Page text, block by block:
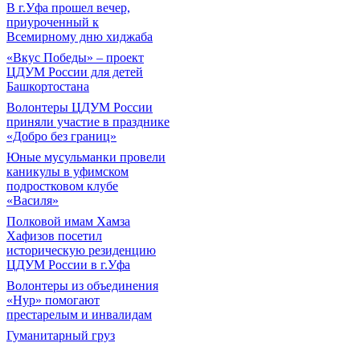
В г.Уфа прошел вечер,
приуроченный к
Всемирному дню хиджаба
«Вкус Победы» – проект
ЦДУМ России для детей
Башкортостана
Волонтеры ЦДУМ России
приняли участие в празднике
«Добро без границ»
Юные мусульманки провели
каникулы в уфимском
подростковом клубе
«Василя»
Полковой имам Хамза
Хафизов посетил
историческую резиденцию
ЦДУМ России в г.Уфа
Волонтеры из объединения
«Нур» помогают
престарелым и инвалидам
Гуманитарный груз